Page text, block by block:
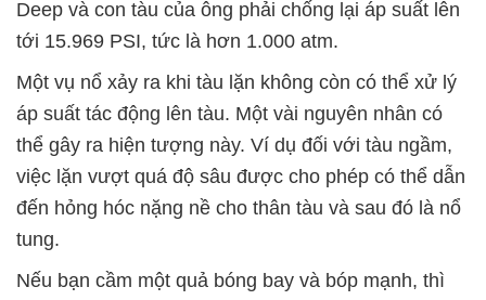
Deep và con tàu của ông phải chống lại áp suất lên
tới 15.969 PSI, tức là hơn 1.000 atm.
Một vụ nổ xảy ra khi tàu lặn không còn có thể xử lý
áp suất tác động lên tàu. Một vài nguyên nhân có
thể gây ra hiện tượng này. Ví dụ đối với tàu ngầm,
việc lặn vượt quá độ sâu được cho phép có thể dẫn
đến hỏng hóc nặng nề cho thân tàu và sau đó là nổ
tung.
Nếu bạn cầm một quả bóng bay và bóp mạnh, thì